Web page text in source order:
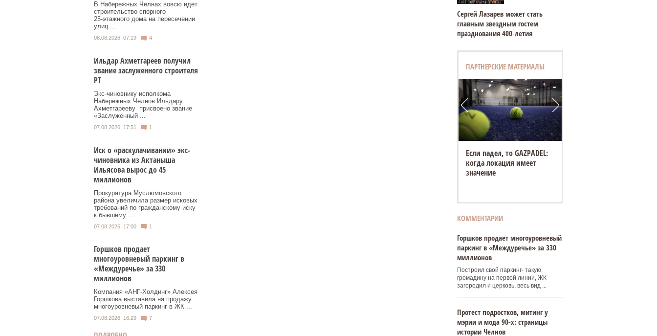
В Набережных Челнах вовсю идет
строительство спорного
25‑этажного дома на пересечении
улиц ...
08.08.2026, 07:19 4
Ильдар Ахметгареев получил
звание заслуженного строителя
РТ
Экс‑чиновнику исполкома
Набережных Челнов Ильдару
Ахметгарееву присвоено звание
«Заслуженный ...
07.08.2026, 17:51 1
Иск о «раскулачивании» экс-
чиновника из Актаныша
Ильясова вырос до 45
миллионов
Прокуратура Муслюмовского
района увеличила размер исковых
требований по гражданскому иску
к бывшему ...
07.08.2026, 17:00 1
Горшков продает
многоуровневый паркинг в
«Междуречье» за 330
миллионов
Компания «АНГ-Холдинг» Алексея
Горшкова выставила на продажу
многоуровневый паркинг в ЖК ...
07.08.2026, 16:29 7
Сергей Лазарев может стать
главным звездным гостем
празднования 400‑летия
ПАРТНЕРСКИЕ МАТЕРИАЛЫ
Если падел, то GAZPADEL:
когда локация имеет
значение
КОММЕНТАРИИ
Горшков продает многоуровневый
паркинг в «Междуречье» за 330
миллионов
Построил свой паркинг- такую
громадину на первой линии, ЖК
загородил и церковь, весь вид ...
Протест подростков, митинг у
мэрии и мода 90-х: страницы
истории Челнов